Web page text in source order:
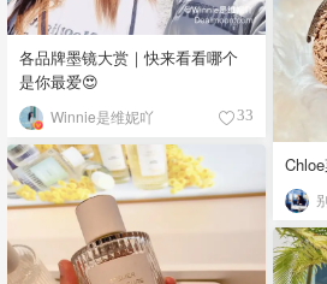
各品牌墨镜大赏｜快来看看哪个
是你最爱😍
Winnie是维妮吖 33